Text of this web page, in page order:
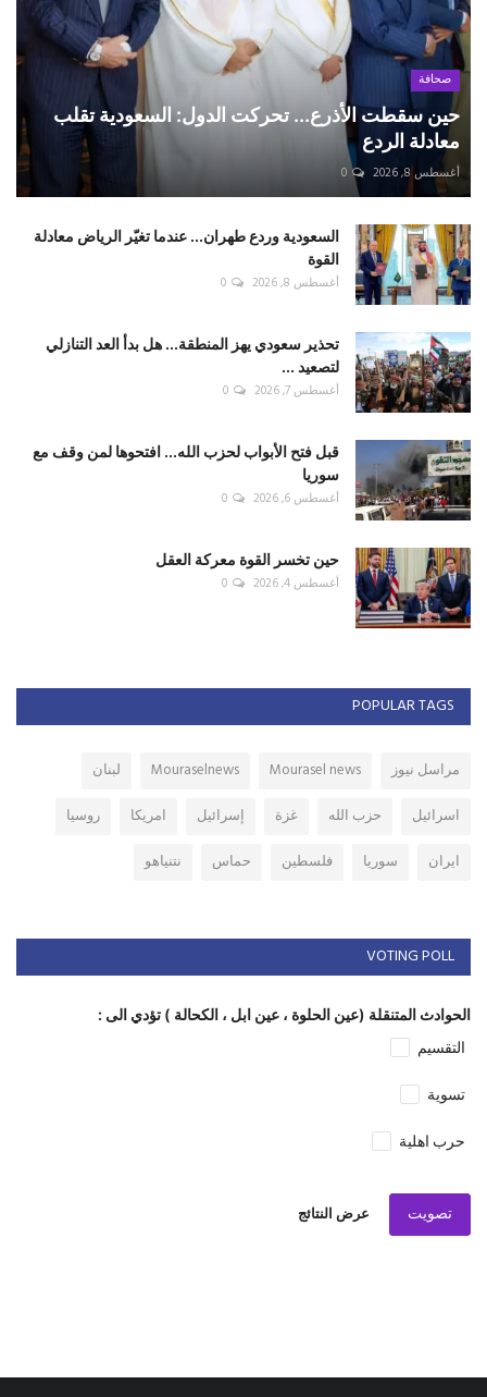
صحافة
حين سقطت الأذرع... تحركت الدول: السعودية تقلب
معادلة الردع
أغسطس 8, 2026 0
السعودية وردع طهران... عندما تغيّر الرياض معادلة
القوة
أغسطس 8, 2026 0
تحذير سعودي يهز المنطقة... هل بدأ العد التنازلي
لتصعيد ...
أغسطس 7, 2026 0
قبل فتح الأبواب لحزب الله... افتحوها لمن وقف مع
سوريا
أغسطس 6, 2026 0
حين تخسر القوة معركة العقل
أغسطس 4, 2026 0
POPULAR TAGS
مراسل نيوز Mourasel news
Mouraselnews
لبنان
اسرائيل
حزب الله غزة إسرائيل امريكا
روسيا
ايران
سوريا فلسطين حماس نتنياهو
VOTING POLL
الحوادث المتنقلة (عين الحلوة ، عين ابل ، الكحالة ) تؤدي الى :
التقسيم
تسوية
حرب اهلية
تصويت عرض النتائج